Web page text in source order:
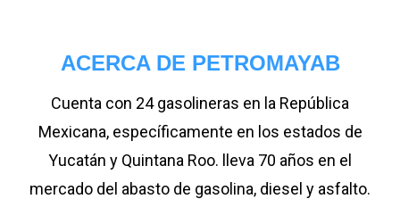
ACERCA DE PETROMAYAB
Cuenta con 24 gasolineras en la República
Mexicana, específicamente en los estados de
Yucatán y Quintana Roo. lleva 70 años en el
mercado del abasto de gasolina, diesel y asfalto.